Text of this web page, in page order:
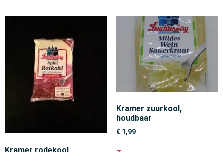
Kramer rodekool,
Kramer zuurkool,
houdbaar
€ 1,99